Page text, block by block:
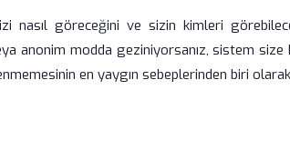
nasıl göreceğini ve sizin kimleri
anonim modda geziniyorsanız, sistem size
en yaygın sebeplerinden biri olarak